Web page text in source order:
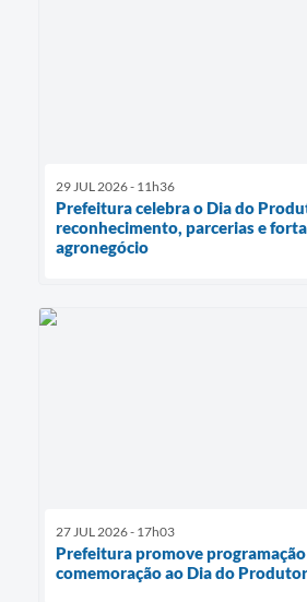
29 JUL 2026 - 11h36
Prefeitura celebra o Dia do
reconhecimento, parcerias e
agronegócio
27 JUL 2026 - 17h03
Prefeitura promove programação
comemoração ao Dia do